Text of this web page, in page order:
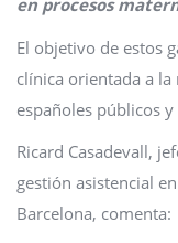
en procesos
El objetivo de estos
clínica orientada a
españoles públicos
Ricard Casadevall,
gestión asistencial
Barcelona, comenta: